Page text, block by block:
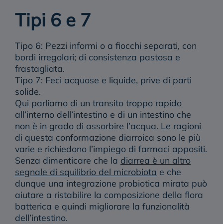
Tipi 6 e 7
Tipo 6: Pezzi informi o a fiocchi separati, con
bordi irregolari; di consistenza pastosa e
frastagliata.
Tipo 7: Feci acquose e liquide, prive di parti
solide.
Qui parliamo di un transito troppo rapido
all’interno dell’intestino e di un intestino che
non è in grado di assorbire l’acqua. Le ragioni
di questa conformazione diarroica sono le più
varie e richiedono l’impiego di farmaci appositi.
Senza dimenticare che la diarrea è un altro
segnale di squilibrio del microbiota e che
dunque una integrazione probiotica mirata può
aiutare a ristabilire la composizione della flora
batterica e quindi migliorare la funzionalità
dell’intestino.